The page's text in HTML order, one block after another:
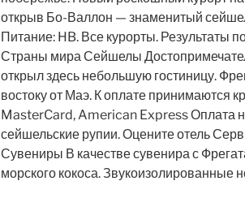
открыв Бо-Валлон — знаменитый
Питание: HB. Все курорты. Результаты
Страны мира Сейшелы
открыл здесь небольшую гостиницу.
востоку от Маэ. К оплате принимаются
MasterCard, American Express Оплата
сейшельские рупии. Оцените отель
Сувениры В качестве сувенира с
морского кокоса. Звукоизолированные